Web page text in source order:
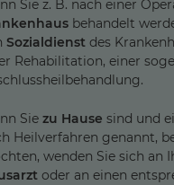
Sie z. B. nach einer
behandelt
Sozialdienst des
Rehabilitation, einer
Sie zu Hause sind und
Heilverfahren genannt,
wenden Sie sich an
oder an einen